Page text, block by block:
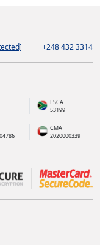
+248 432 3314
FSCA
53199
CMA
2020000339